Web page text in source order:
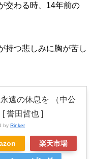
交わる時、14年前の
持つ悲しみに胸が苦し
遠の休息を （中公
[ 誉田哲也 ]
by Rinker
楽天市場